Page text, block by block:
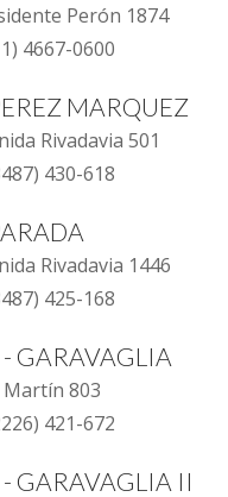
Perón 1874
4667-0600
MARQUEZ
Rivadavia 501
430-618
Rivadavia 1446
425-168
GARAVAGLIA
Martín 803
421-672
GARAVAGLIA II